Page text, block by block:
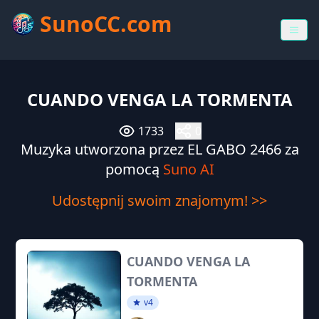
SunoCC.com
CUANDO VENGA LA TORMENTA
1733
Muzyka utworzona przez EL GABO 2466 za
pomocą Suno AI
Udostępnij swoim znajomym! >>
CUANDO VENGA LA
TORMENTA
v4